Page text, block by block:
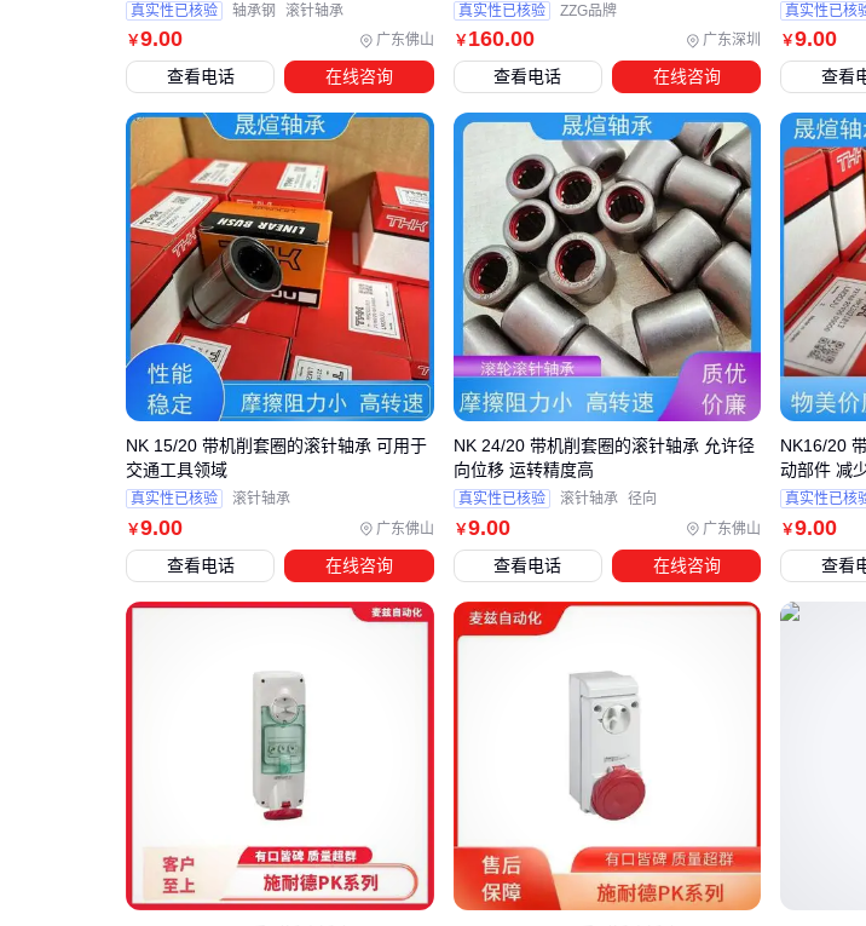
喷油嘴积碳程度对混合均匀性的影
长期使用可能涉及的燃油滤清器
有第三方设备介入的冗余设计，这
标准。
三、如何根据车辆特性选择适配
选择辛烷值辅助插头时，车辆燃油
因素。不同技术路径的插头对ECU
显著差异：
电喷系统较新的车型更适合ECU
整点火提前角间接提升燃烧效率
老旧车型或改装车建议优先考虑燃
品对原厂ECU调校依赖较低
涡轮增压发动机需特别注意插头
度，避免出现爆震抑制滞后
原厂调校风格同样影响选择决策。运
干预型ECU插件更安全；而经济型
信号修正的插头方案。
当车辆已安装
头工作模式是否会产生冲突。某些
为更稳妥的选择。
最终决策应基于OBD诊断接口的实
￥9.00 广东佛山
真实性已核验 轴承钢 滚针轴承
查看电话 在线咨询
￥ 160.00 广东深圳
真实性已核验 ZZG品牌
查看电话 在线咨询
￥9.00
真实性已核
查看
￥9.00 广东佛山
NK 15/20 带机削套圈的滚针轴承 可用于
交通工具领域
真实性已核验 滚针轴承
查看电话 在线咨询
￥9.00 广东佛山
NK 24/20 带机削套圈的滚针轴承 允许径
向位移 运转精度高
真实性已核验 滚针轴承 径向
查看电话 在线咨询
￥9.00
NK16/20
动部件 减
真实性已核
查看